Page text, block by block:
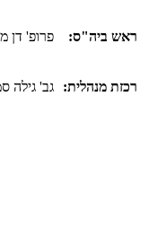
ראש ביה"ס: פרופ' דן
רכזת מנהלית: גב' גילה